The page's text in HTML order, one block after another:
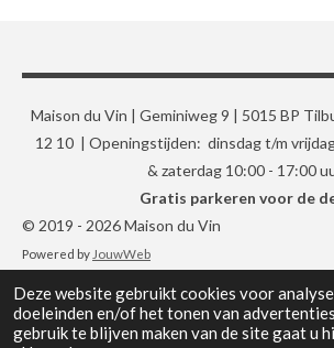
Deze website gebruikt cookies voor
doeleinden en/of het tonen van
gebruik te blijven maken van de site gaat u
Maison du Vin | Geminiweg 9 | 5015 BP
12 10 | Openingstijden: dinsdag t/m
& zaterdag 10:00 - 17:00
Gratis parkeren voor de
© 2019 - 2026 Maison du Vin
Powered by JouwWeb